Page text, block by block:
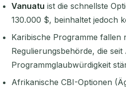
Vanuatu ist die schnellste
130.000 $, beinhaltet jedoch
Karibische Programme fallen
Regulierungsbehörde, die
Programmglaubwürdigkeit
Afrikanische CBI-Optionen